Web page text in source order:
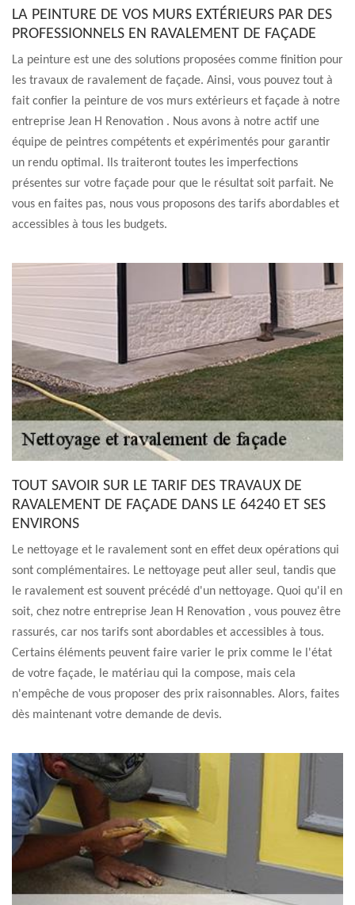
LA PEINTURE DE VOS MURS EXTÉRIEURS PAR DES
PROFESSIONNELS EN RAVALEMENT DE FAÇADE
La peinture est une des solutions proposées comme finition pour
les travaux de ravalement de façade. Ainsi, vous pouvez tout à
fait confier la peinture de vos murs extérieurs et façade à notre
entreprise Jean H Renovation . Nous avons à notre actif une
équipe de peintres compétents et expérimentés pour garantir
un rendu optimal. Ils traiteront toutes les imperfections
présentes sur votre façade pour que le résultat soit parfait. Ne
vous en faites pas, nous vous proposons des tarifs abordables et
accessibles à tous les budgets.
TOUT SAVOIR SUR LE TARIF DES TRAVAUX DE
RAVALEMENT DE FAÇADE DANS LE 64240 ET SES
ENVIRONS
Le nettoyage et le ravalement sont en effet deux opérations qui
sont complémentaires. Le nettoyage peut aller seul, tandis que
le ravalement est souvent précédé d'un nettoyage. Quoi qu'il en
soit, chez notre entreprise Jean H Renovation , vous pouvez être
rassurés, car nos tarifs sont abordables et accessibles à tous.
Certains éléments peuvent faire varier le prix comme le l'état
de votre façade, le matériau qui la compose, mais cela
n'empêche de vous proposer des prix raisonnables. Alors, faites
dès maintenant votre demande de devis.